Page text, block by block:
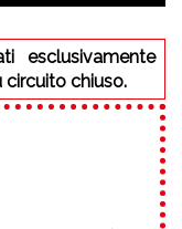
esclusivamente
chiuso.